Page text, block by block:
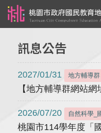
訊息公告
2027/01/31 地方輔導群
【地方輔導群網站網
2026/07/20 自然科學_
桃園市114學年度「